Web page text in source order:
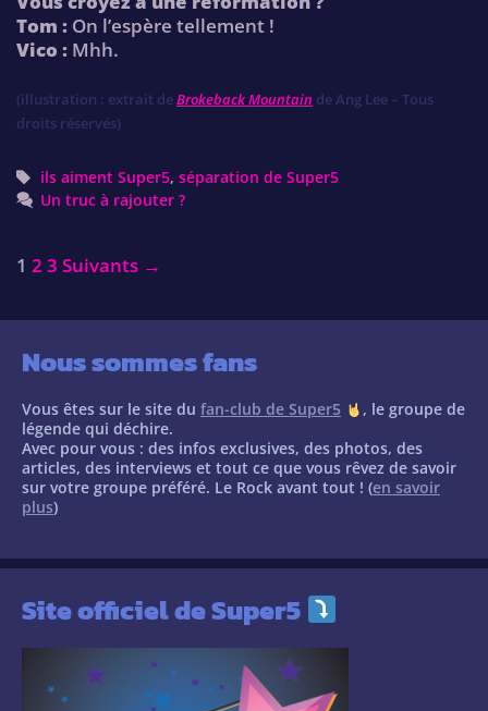
Tom : On l’espère tellement !
Vico : Mhh.
(illustration : extrait deBrokeback Mountain de Ang Lee – Tous
droits réservés)
Tags
ils aiment Super5, séparation de Super5
Un truc à rajouter ?
Post
1 2 3 Suivants →
Nous sommes fans
Vous êtes sur le site du fan-club de Super5
, le groupe de
légende qui déchire.
Avec pour vous : des infos exclusives, des photos, des
articles, des interviews et tout ce que vous rêvez de savoir
sur votre groupe préféré. Le Rock avant tout ! (en savoir
plus)
Site officiel de Super5